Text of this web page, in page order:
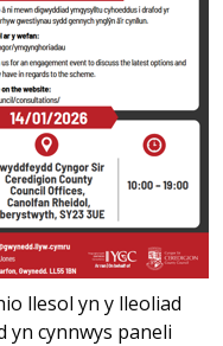
llesol yn y lleoliad
yn cynnwys paneli